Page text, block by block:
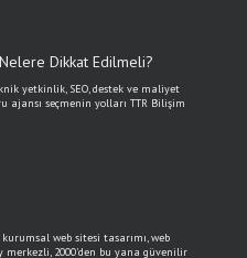
Dikkat Edilmeli?
yetkinlik, SEO, destek ve maliyet
ajansı seçmenin yolları TTR Bilişim
web sitesi tasarımı, web
merkezli, 2000'den bu yana güvenilir